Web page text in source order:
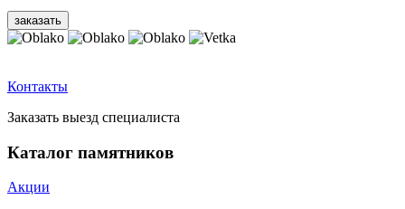
Контакты
Заказать выезд специалиста
Каталог памятников
Акции